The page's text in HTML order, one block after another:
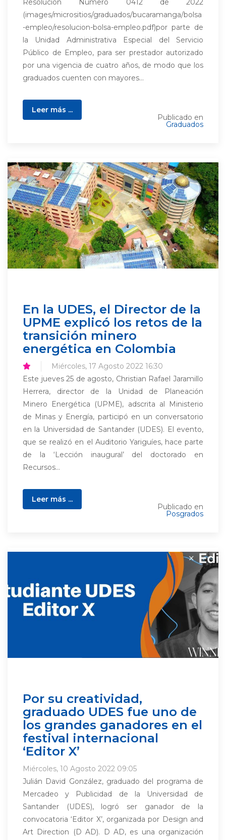
Resolución Número 0412 de 2022
(images/micrositios/graduados/bucaramanga/bolsa
-empleo/resolucion-bolsa-empleo.pdf)por parte de
la Unidad Administrativa Especial del Servicio
Público de Empleo, para ser prestador autorizado
por una vigencia de cuatro años, de modo que los
graduados cuenten con mayores...
Leer más ...
Publicado en
Graduados
En la UDES, el Director de la
UPME explicó los retos de la
transición minero
energética en Colombia
Miércoles, 17 Agosto 2022 16:30
Este jueves 25 de agosto, Christian Rafael Jaramillo
Herrera, director de la Unidad de Planeación
Minero Energética (UPME), adscrita al Ministerio
de Minas y Energía, participó en un conversatorio
en la Universidad de Santander (UDES). El evento,
que se realizó en el Auditorio Yariguíes, hace parte
de la ‘Lección inaugural’ del doctorado en
Recursos...
Leer más ...
Publicado en
Posgrados
Por su creatividad,
graduado UDES fue uno de
los grandes ganadores en el
festival internacional
‘Editor X’
Miércoles, 10 Agosto 2022 09:05
Julián David González, graduado del programa de
Mercadeo y Publicidad de la Universidad de
Santander (UDES), logró ser ganador de la
convocatoria ‘Editor X’, organizada por Design and
Art Direction (D AD). D AD, es una organización